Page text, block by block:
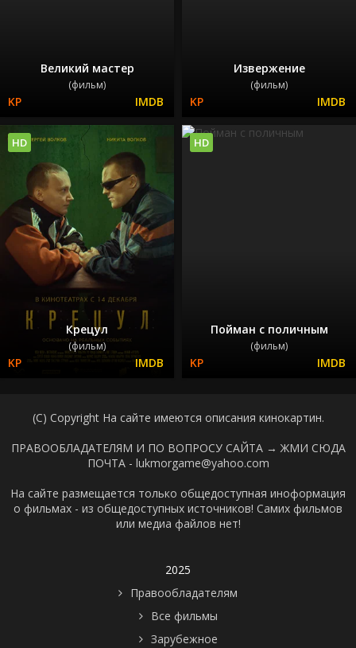
Великий мастер
(фильм)
Извержение
(фильм)
Крецул
(фильм)
HD
Пойман с поличным
(фильм)
HD
(C) Copyright На сайте имеются описания кинокартин.
ПРАВООБЛАДАТЕЛЯМ И ПО ВОПРОСУ САЙТА → ЖМИ СЮДА
ПОЧТА - lukmorgame@yahoo.com
На сайте размещается только общедоступная иноформация
о фильмах - из общедоступных источников! Самих фильмов
или медиа файлов нет!
2025
Правообладателям
Все фильмы
Зарубежное